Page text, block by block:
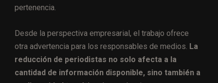
pertenencia.
Desde la perspectiva empresarial, el trabajo ofrece
otra advertencia para los responsables de medios. La
reducción de periodistas no solo afecta a la
cantidad de información disponible, sino también a